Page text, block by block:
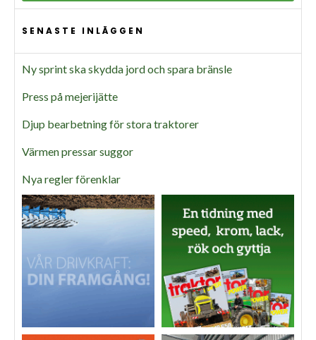
SENASTE INLÄGGEN
Ny sprint ska skydda jord och spara bränsle
Press på mejerijätte
Djup bearbetning för stora traktorer
Värmen pressar suggor
Nya regler förenklar